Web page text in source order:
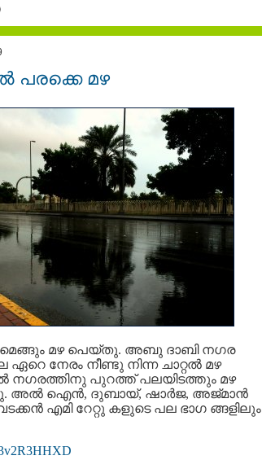
പരക്കെ മഴ
മഴ പെയ്തു. അബു ദാബി നഗര
ഏറെ നേരം നീണ്ടു നിന്ന ചാറ്റല്‍ മഴ
നഗരത്തിനു പുറത്ത് പലയിടത്തും മഴ
അല്‍ ഐന്‍, ദുബായ്, ഷാർജ, അജ്മാൻ
എമി റേറ്റു കളുടെ പല ഭാഗ ങ്ങളിലും